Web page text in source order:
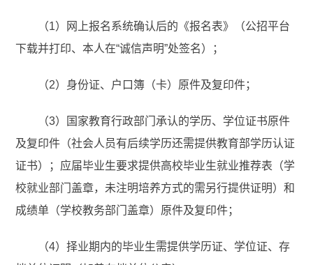
（1）网上报名系统确认后的《报名表》（公招平台
下载并打印、本人在“诚信声明”处签名）；
（2）身份证、户口簿（卡）原件及复印件；
（3）国家教育行政部门承认的学历、学位证书原件
及复印件（社会人员有后续学历还需提供教育部学历认证
证书）；应届毕业生要求提供高校毕业生就业推荐表（学
校就业部门盖章，未注明培养方式的需另行提供证明）和
成绩单（学校教务部门盖章）原件及复印件；
（4）择业期内的毕业生需提供学历证、学位证、存